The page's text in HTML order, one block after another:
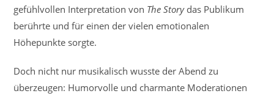
gefühlvollen Interpretation von The Storydas Publikum
berührte und für einen der vielen emotionalen
Höhepunkte sorgte.
Doch nicht nur musikalisch wusste der Abend zu
überzeugen: Humorvolle und charmante Moderationen